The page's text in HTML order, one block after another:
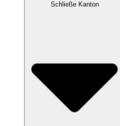
Schließe Kanton